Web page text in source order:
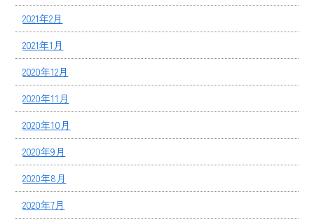
2021年2月
2021年1月
2020年12月
2020年11月
2020年10月
2020年9月
2020年8月
2020年7月